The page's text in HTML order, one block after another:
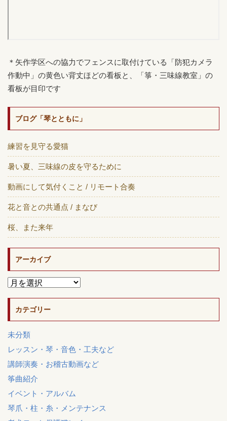
＊矢作学区への協力でフェンスに取付けている「防犯カメラ
作動中」の黄色い背丈ほどの看板と、「箏・三味線教室」の
看板が目印です
ブログ「琴とともに」
練習を見守る愛猫
暑い夏、三味線の皮を守るために
動画にして気付くこと / リモート合奏
花と音との共通点 / まなび
桜、また来年
アーカイブ
カテゴリー
未分類
レッスン・琴・音色・工夫など
講師演奏・お稽古動画など
筝曲紹介
イベント・アルバム
琴爪・柱・糸・メンテナンス